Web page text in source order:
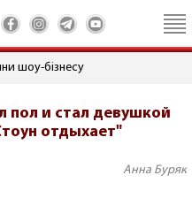
шоу-бізнесу
пол и стал девушкой
отдыхает"
Анна Буряк